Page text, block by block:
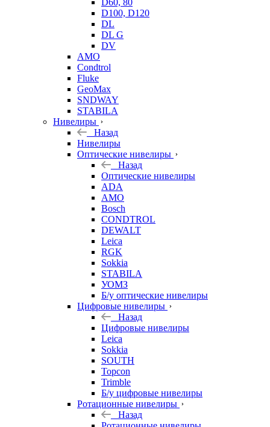
D60, 80
D100, D120
DL
DL G
DV
AMO
Condtrol
Fluke
GeoMax
SNDWAY
STABILA
Нивелиры
Назад
Нивелиры
Оптические нивелиры
Назад
Оптические нивелиры
ADA
AMO
Bosch
CONDTROL
DEWALT
Leica
RGK
Sokkia
STABILA
УОМЗ
Б/у оптические нивелиры
Цифровые нивелиры
Назад
Цифровые нивелиры
Leica
Sokkia
SOUTH
Topcon
Trimble
Б/у цифровые нивелиры
Ротационные нивелиры
Назад